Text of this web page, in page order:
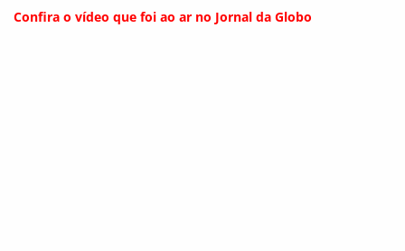
Confira o vídeo que foi ao ar no Jornal da Globo